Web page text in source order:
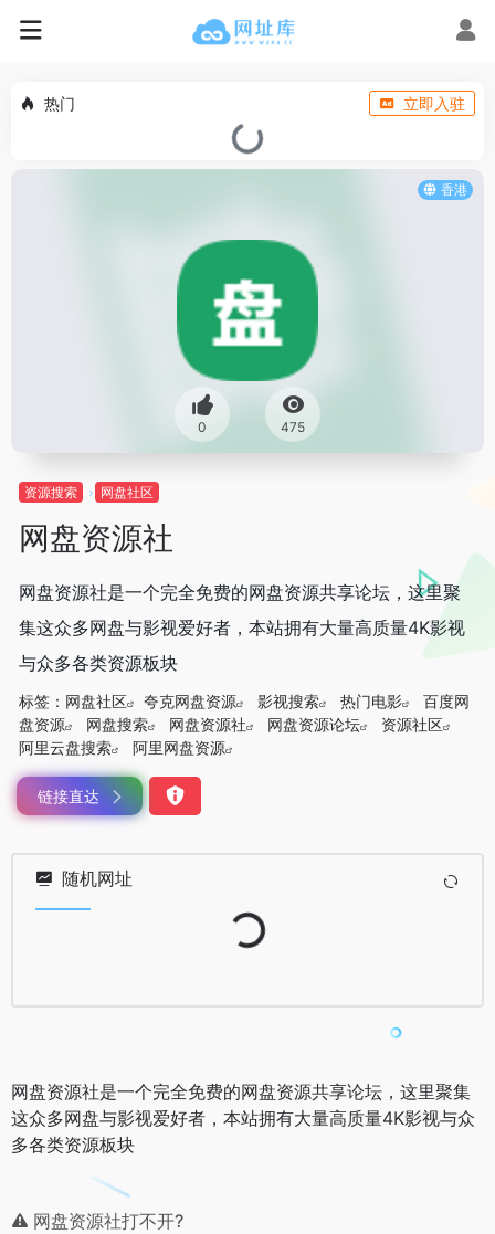
热门 立即入驻
香港
0 475
资源搜索 网盘社区
网盘资源社
网盘资源社是一个完全免费的网盘资源共享论坛，这里聚
集这众多网盘与影视爱好者，本站拥有大量高质量4K影视
与众多各类资源板块
标签： 网盘社区 夸克网盘资源 影视搜索 热门电影
百度网
盘资源
网盘搜索 网盘资源社 网盘资源论坛
资源社区
阿里云盘搜索
阿里网盘资源
链接直达
随机网址
Loading...
网盘资源社是一个完全免费的网盘资源共享论坛，这里聚集
这众多网盘与影视爱好者，本站拥有大量高质量4K影视与众
多各类资源板块
网盘资源社打不开?